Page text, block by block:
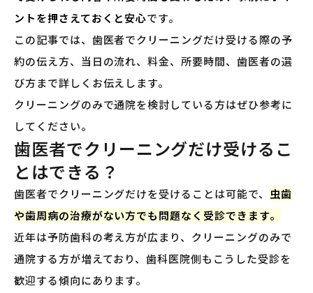
ントを押さえておくと安心です。
この記事では、歯医者でクリーニングだけ受ける際の予
約の伝え方、当日の流れ、料金、所要時間、歯医者の選
び方まで詳しくお伝えします。
クリーニングのみで通院を検討している方はぜひ参考に
してください。
歯医者でクリーニングだけ受けるこ
とはできる？
歯医者でクリーニングだけを受けることは可能で、
虫歯
や歯周病の治療がない方でも問題なく受診できます。
近年は予防歯科の考え方が広まり、クリーニングのみで
通院する方が増えており、歯科医院側もこうした受診を
歓迎する傾向にあります。